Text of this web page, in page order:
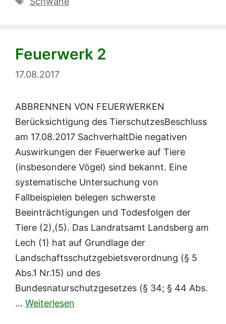
Feuerwerk 2
17.08.2017
ABBRENNEN VON FEUERWERKEN
Berücksichtigung des TierschutzesBeschluss
am 17.08.2017 SachverhaltDie negativen
Auswirkungen der Feuerwerke auf Tiere
(insbesondere Vögel) sind bekannt. Eine
systematische Untersuchung von
Fallbeispielen belegen schwerste
Beeinträchtigungen und Todesfolgen der
Tiere (2),(5). Das Landratsamt Landsberg am
Lech (1) hat auf Grundlage der
Landschaftsschutzgebietsverordnung (§ 5
Abs.1 Nr.15) und des
Bundesnaturschutzgesetzes (§ 34; § 44 Abs.
… Weiterlesen